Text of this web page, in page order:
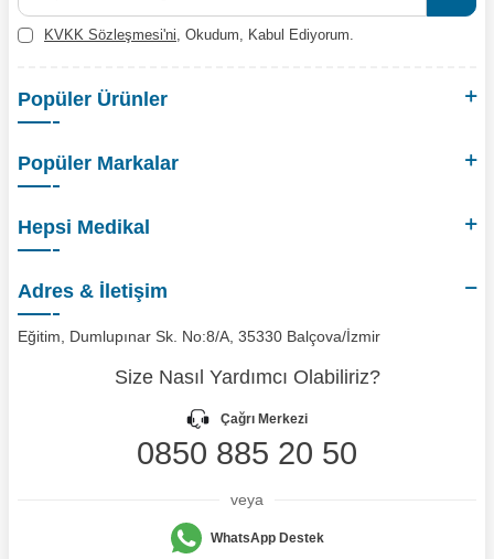
KVKK Sözleşmesi'ni , Okudum, Kabul Ediyorum.
Popüler Ürünler
Popüler Markalar
Hepsi Medikal
Adres & İletişim
Eğitim, Dumlupınar Sk. No:8/A, 35330 Balçova/İzmir
Size Nasıl Yardımcı Olabiliriz?
Çağrı Merkezi
0850 885 20 50
veya
WhatsApp Destek